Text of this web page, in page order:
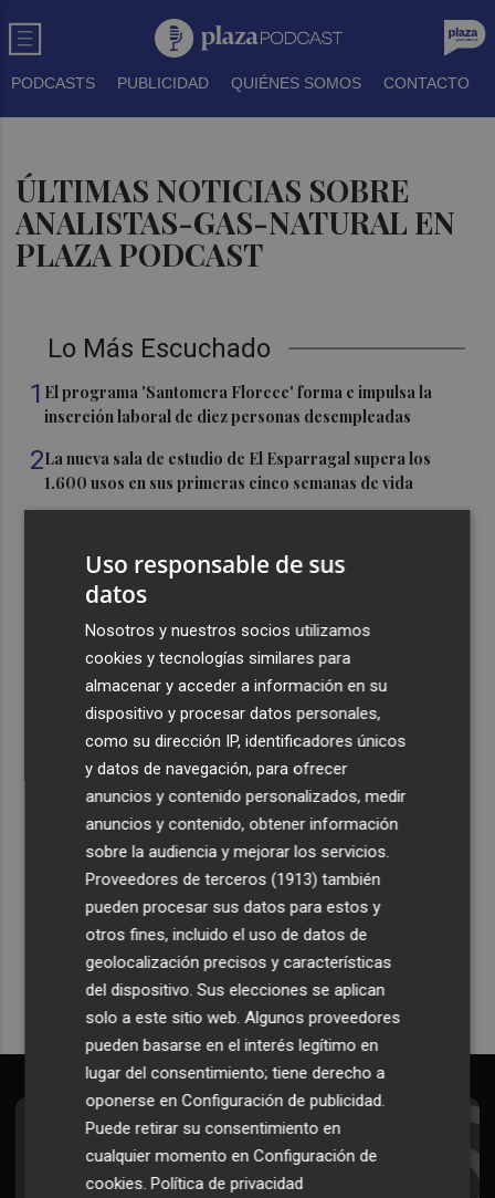
PODCASTS PUBLICIDAD QUIÉNES SOMOS CONTACTO
ÚLTIMAS NOTICIAS SOBRE
ANALISTAS-GAS-NATURAL EN
PLAZA PODCAST
Lo Más Escuchado
1 El programa 'Santomera Florece' forma e impulsa la
inserción laboral de diez personas desempleadas
2La nueva sala de estudio de El Esparragal supera los
1.600 usos en sus primeras cinco semanas de vida
Instalan en la Avenida de la Libertad una infraestructura
comercial
Los incendios de Sierra Engarcerán y Culla evolucionan
positivamente pero Tírig pasa a situación 2 del PEIF
Recibe toda la actualidad de
Plaza Podcast en tu correo
Quiero suscribirme
Suscríbete al Boletín
Todos los días a primera hora en tu email
Uso responsable de sus
datos
Nosotros y nuestros socios utilizamos
cookies y tecnologías similares para
almacenar y acceder a información en su
dispositivo y procesar datos personales,
como su dirección IP, identificadores únicos
y datos de navegación, para ofrecer
anuncios y contenido personalizados, medir
anuncios y contenido, obtener información
sobre la audiencia y mejorar los servicios.
Proveedores de terceros (1913) también
pueden procesar sus datos para estos y
otros fines, incluido el uso de datos de
geolocalización precisos y características
del dispositivo. Sus elecciones se aplican
solo a este sitio web. Algunos proveedores
pueden basarse en el interés legítimo en
lugar del consentimiento; tiene derecho a
oponerse enConfiguración de publicidad.
Puede retirar su consentimiento en
cualquier momento enConfiguración de
cookies.Política de privacidad